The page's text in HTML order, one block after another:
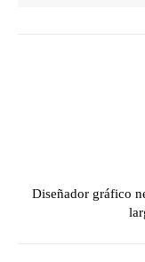
Diseñador gráfico